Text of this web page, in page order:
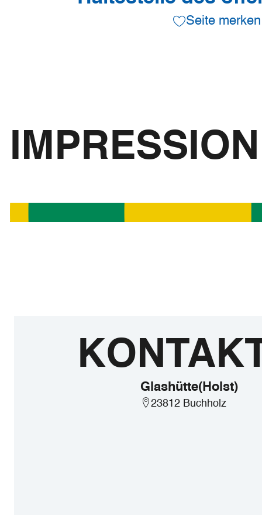
Seite merken
Glashütte(Holst)
23812 Buchholz